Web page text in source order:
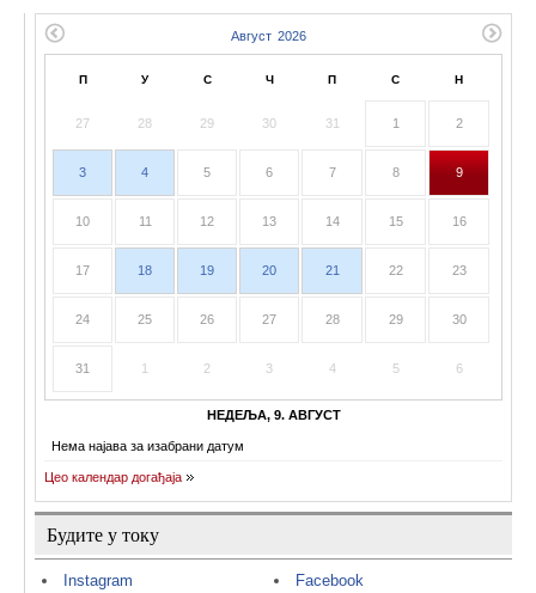
П У С Ч П С Н
27 28 29 30 31 1 2
3 4 5 6 7 8 9
10 11 12 13 14 15 16
17 18 19 20 21 22 23
24 25 26 27 28 29 30
31 1 2 3 4 5 6
НЕДЕЉА, 9. АВГУСТ
Нема најава за изабрани датум
Цео календар догађаја
Будите у току
Instagram
Facebook